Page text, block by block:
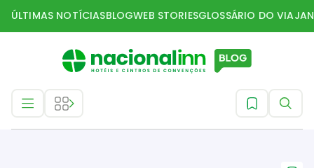
ÚLTIMAS NOTÍCIASBLOGWEB STORIESGLOSSÁRIO DO